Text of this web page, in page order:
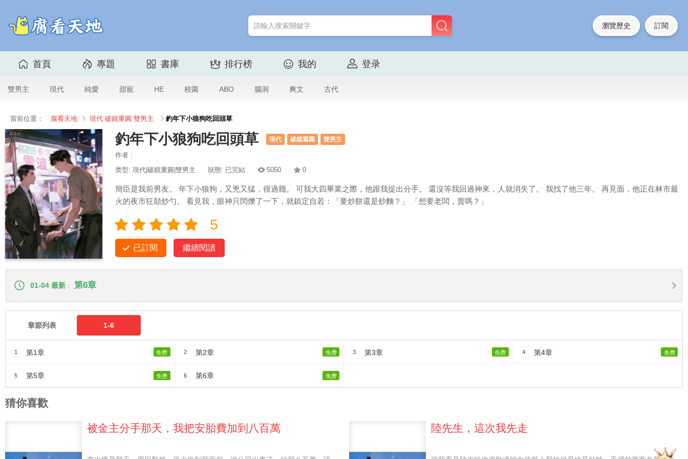
瀏覽歷史 訂閱
首頁 專題 書庫 排行榜 我的 登录
雙男主 現代 純愛 甜寵 HE 校園 ABO 腦洞 爽文 古代
當前位置： 腐看天地 現代 破鏡重圓 雙男主 釣年下小狼狗吃回頭草
釣年下小狼狗吃回頭草 現代 破鏡重圓 雙男主
作者 :
类型: 現代|破鏡重圓|雙男主 狀態: 已完結 5050 0
簡臣是我前男友。 年下小狼狗，又兇又猛，很過癮。 可我大四畢業之際，他跟我提出分手。 還沒等我回過神來，人就消失了。 我找了他三年。 再見面，他正在林市最
火的夜市狂顛炒勺。 看見我，眼神只閃爍了一下，就鎮定自若：「要炒餅還是炒麵？」 「想要老闆，賣嗎？」
5
已訂閱 繼續閱讀
01-04 最新 第6章
章節列表 1-6
1 第1章 免费 2 第2章 免费 3 第3章 免费 4 第4章 免费
5 第5章 免费 6 第6章 免费
猜你喜歡
被金主分手那天，我把安胎費加到八百萬 陸先生，這次我先走